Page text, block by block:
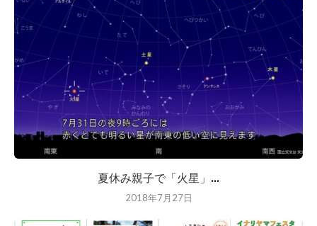
夏休み親子で「火星」...
2018年7月27日